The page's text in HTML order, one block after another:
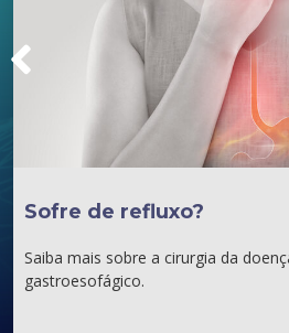
Sofre de refluxo?
Saiba mais sobre a cirurgia da
gastroesofágico.